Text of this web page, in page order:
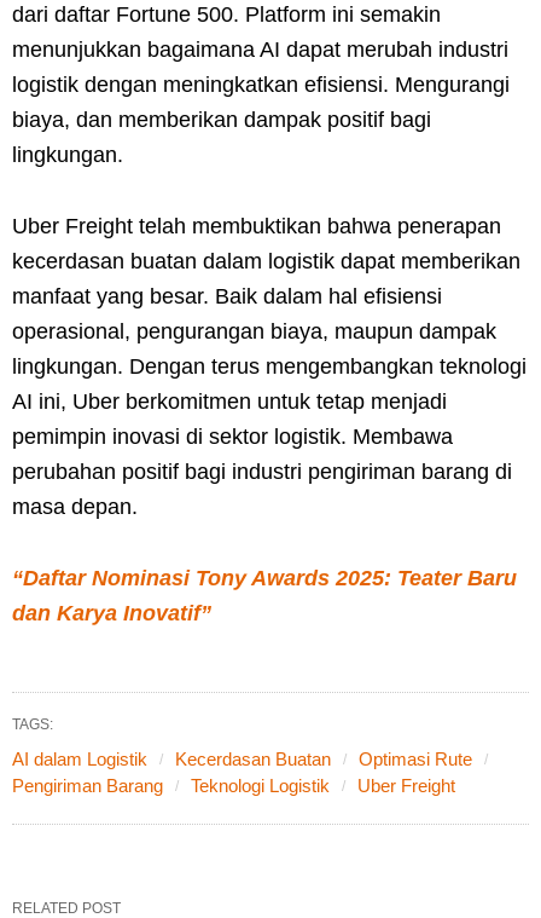
dari daftar Fortune 500. Platform ini semakin
menunjukkan bagaimana AI dapat merubah industri
logistik dengan meningkatkan efisiensi. Mengurangi
biaya, dan memberikan dampak positif bagi
lingkungan.
Uber Freight telah membuktikan bahwa penerapan
kecerdasan buatan dalam logistik dapat memberikan
manfaat yang besar. Baik dalam hal efisiensi
operasional, pengurangan biaya, maupun dampak
lingkungan. Dengan terus mengembangkan teknologi
AI ini, Uber berkomitmen untuk tetap menjadi
pemimpin inovasi di sektor logistik. Membawa
perubahan positif bagi industri pengiriman barang di
masa depan.
“Daftar Nominasi Tony Awards 2025: Teater Baru
dan Karya Inovatif”
TAGS:
AI dalam Logistik Kecerdasan Buatan
Optimasi Rute
Pengiriman Barang
Teknologi Logistik Uber Freight
RELATED POST